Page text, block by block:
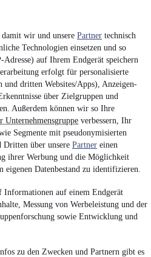
wir und unsere Partner technisch
Technologien einsetzen und so
Adresse) auf Ihrem Endgerät speichern
erfolgt für personalisierte
und dritten Websites/Apps), Anzeigen-
über Zielgruppen und
Außerdem können wir so Ihre
Unternehmensgruppe verbessern, Ihr
Segmente mit pseudonymisierten
Dritten über unsere Partner einen
ihrer Werbung und die Möglichkeit
eigenen Datenbestand zu identifizieren.
auf einem Endgerät
Messung von Werbeleistung und der
sowie Entwicklung und
zu den Zwecken und Partnern gibt es